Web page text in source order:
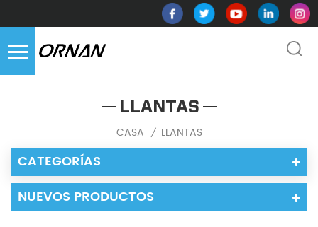
LLANTAS
CASA / LLANTAS
CATEGORÍAS
NUEVOS PRODUCTOS